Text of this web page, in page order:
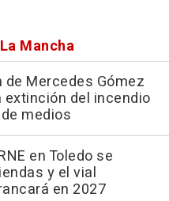
Mancha
de Mercedes Gómez
del incendio
medios
en Toledo se
y el vial
en 2027